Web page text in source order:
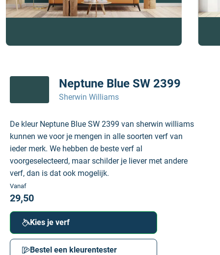
Neptune Blue SW 2399
Sherwin Williams
De kleur Neptune Blue SW 2399 van sherwin williams
kunnen we voor je mengen in alle soorten verf van
ieder merk. We hebben de beste verf al
voorgeselecteerd, maar schilder je liever met andere
verf, dan is dat ook mogelijk.
Vanaf
29,50
Kies je verf
Bestel een kleurentester